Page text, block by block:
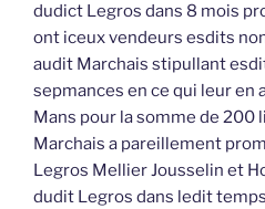
dudict Legros dans 8 mois
ont iceux vendeurs esdits
audit Marchais stipullant
sepmances en ce qui leur
Mans pour la somme de 200
Marchais a pareillement
Legros Mellier Jousselin et
dudit Legros dans ledit